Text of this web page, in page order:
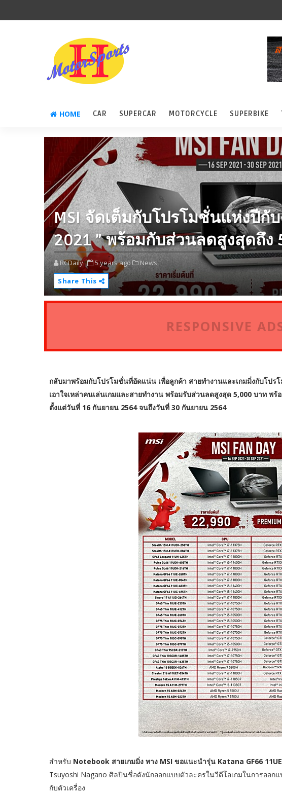
HOME CAR SUPERCAR MOTORCYCLE SUPERBIKE
MSI จัดเต็มกับโปรโมชั่นแห่งปีกับ
2021 ” พร้อมกับส่วนลดสูงสุดถึง
RCDaily 5 years ago
News,
Share This
RESPONSIVE
กลับมาพร้อมกับโปรโมชั่นที่อัดแน่น เพื่อลูกค้า สายทำงานและเกมมิ่งกับโปร
เอาใจเหล่าคนเล่นเกมและสายทำงาน พร้อมรับส่วนลดสูงสุด 5,000 บาท พร้
ตั้งแต่วันที่ 16 กันยายน 2564 จนถึงวันที่ 30 กันยายน 2564
สำหรับ Notebook สายเกมมิ่ง ทาง MSI ขอแนะนำรุ่น Katana GF66
Tsuyoshi Nagano ศิลปินชื่อดังนักออกแบบตัวละครในวีดีโอเกมในการออ
กับตัวเครื่อง